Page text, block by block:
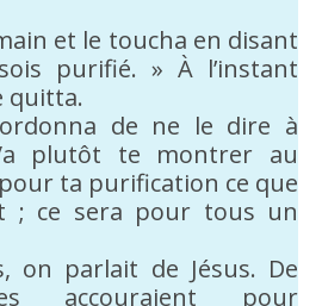
et le toucha en disant
purifié. » À l’instant
quitta.
de ne le dire à
plutôt te montrer au
ta purification ce que
; ce sera pour tous un
on parlait de Jésus. De
accouraient pour